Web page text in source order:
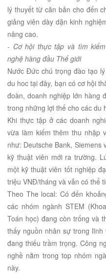
lý thuyết từ căn bản cho đến
giảng viên dày dặn kinh
nâng cao.
- Cơ hội thực tập và tìm
nghệ hàng đầu Thế giới
Nước Đức chú trọng đào tạo
du hoc tại đây, bạn có cơ hội
đoàn, doanh nghiệp lớn hàng
trong những lợi thế cho các du
Khi thực tập ở các doanh
vừa làm kiếm thêm thu nhập
như: Deutsche Bank, Siemens
kỹ thuật viên mới ra trường.
một kỹ thuật viên tốt nghiệp
triệu VNĐ/tháng và vẫn có thể
Theo The local: Có đến
các nhóm ngành STEM
Toán học) đang còn trống và
thấy nguồn nhân sự trong
đang thiếu trầm trọng. Công
nghề nằm trong top nhóm
này.